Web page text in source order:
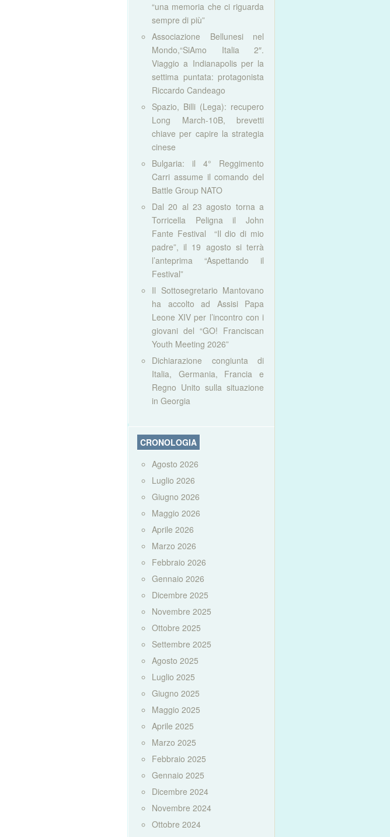
“una memoria che ci riguarda
sempre di più”
Associazione Bellunesi nel
Mondo,“SiAmo Italia 2″.
Viaggio a Indianapolis per la
settima puntata: protagonista
Riccardo Candeago
Spazio, Billi (Lega): recupero
Long March-10B, brevetti
chiave per capire la strategia
cinese
Bulgaria: il 4° Reggimento
Carri assume il comando del
Battle Group NATO
Dal 20 al 23 agosto torna a
Torricella Peligna il John
Fante Festival “Il dio di mio
padre”, il 19 agosto si terrà
l’anteprima “Aspettando il
Festival”
Il Sottosegretario Mantovano
ha accolto ad Assisi Papa
Leone XIV per l’incontro con i
giovani del “GO! Franciscan
Youth Meeting 2026”
Dichiarazione congiunta di
Italia, Germania, Francia e
Regno Unito sulla situazione
in Georgia
CRONOLOGIA
Agosto 2026
Luglio 2026
Giugno 2026
Maggio 2026
Aprile 2026
Marzo 2026
Febbraio 2026
Gennaio 2026
Dicembre 2025
Novembre 2025
Ottobre 2025
Settembre 2025
Agosto 2025
Luglio 2025
Giugno 2025
Maggio 2025
Aprile 2025
Marzo 2025
Febbraio 2025
Gennaio 2025
Dicembre 2024
Novembre 2024
Ottobre 2024